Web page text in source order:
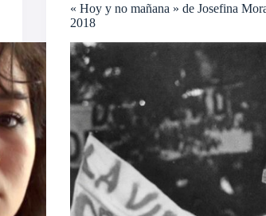
« Hoy y no mañana » de Josefina
2018